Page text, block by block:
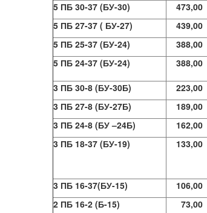
5 ПБ 30-37 (БУ-30)
473,00
5 ПБ 27-37 ( БУ-27)
439,00
5 ПБ 25-37 (БУ-24)
388,00
5 ПБ 24-37 (БУ-24)
388,00
3 ПБ 30-8 (БУ-30Б)
223,00
3 ПБ 27-8 (БУ-27Б)
189,00
3 ПБ 24-8 (БУ –24Б)
162,00
3 ПБ 18-37 (БУ-19)
133,00
3 ПБ 16-37(БУ-15) 106,00
2 ПБ 16-2 (Б-15) 73,00